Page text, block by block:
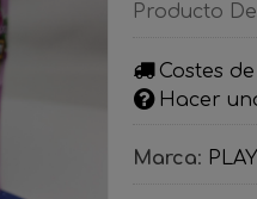
Producto
Costes
Hacer
Marca: